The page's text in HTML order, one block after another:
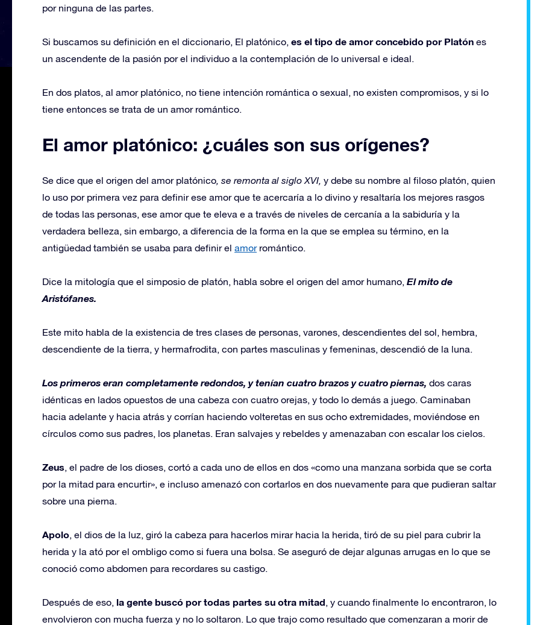
por ninguna de las partes.
Si buscamos su definición en el diccionario, El platónico, es el tipo de amor concebido por Platón es
un ascendente de la pasión por el individuo a la contemplación de lo universal e ideal.
En dos platos, al amor platónico, no tiene intención romántica o sexual, no existen compromisos, y si lo
tiene entonces se trata de un amor romántico.
El amor platónico: ¿cuáles son sus orígenes?
Se dice que el origen del amor platónico, se remonta al siglo XVI, y debe su nombre al filoso platón, quien
lo uso por primera vez para definir ese amor que te acercaría a lo divino y resaltaría los mejores rasgos
de todas las personas, ese amor que te eleva e a través de niveles de cercanía a la sabiduría y la
verdadera belleza, sin embargo, a diferencia de la forma en la que se emplea su término, en la
antigüedad también se usaba para definir el amorromántico.
Dice la mitología que el simposio de platón, habla sobre el origen del amor humano, El mito de
Aristófanes.
Este mito habla de la existencia de tres clases de personas, varones, descendientes del sol, hembra,
descendiente de la tierra, y hermafrodita, con partes masculinas y femeninas, descendió de la luna.
Los primeros eran completamente redondos, y tenían cuatro brazos y cuatro piernas, dos caras
idénticas en lados opuestos de una cabeza con cuatro orejas, y todo lo demás a juego. Caminaban
hacia adelante y hacia atrás y corrían haciendo volteretas en sus ocho extremidades, moviéndose en
círculos como sus padres, los planetas. Eran salvajes y rebeldes y amenazaban con escalar los cielos.
Zeus, el padre de los dioses, cortó a cada uno de ellos en dos «como una manzana sorbida que se corta
por la mitad para encurtir», e incluso amenazó con cortarlos en dos nuevamente para que pudieran saltar
sobre una pierna.
Apolo, el dios de la luz, giró la cabeza para hacerlos mirar hacia la herida, tiró de su piel para cubrir la
herida y la ató por el ombligo como si fuera una bolsa. Se aseguró de dejar algunas arrugas en lo que se
conoció como abdomen para recordares su castigo.
Después de eso, la gente buscó por todas partes su otra mitad, y cuando finalmente lo encontraron, lo
envolvieron con mucha fuerza y no lo soltaron. Lo que trajo como resultado que comenzaran a morir de